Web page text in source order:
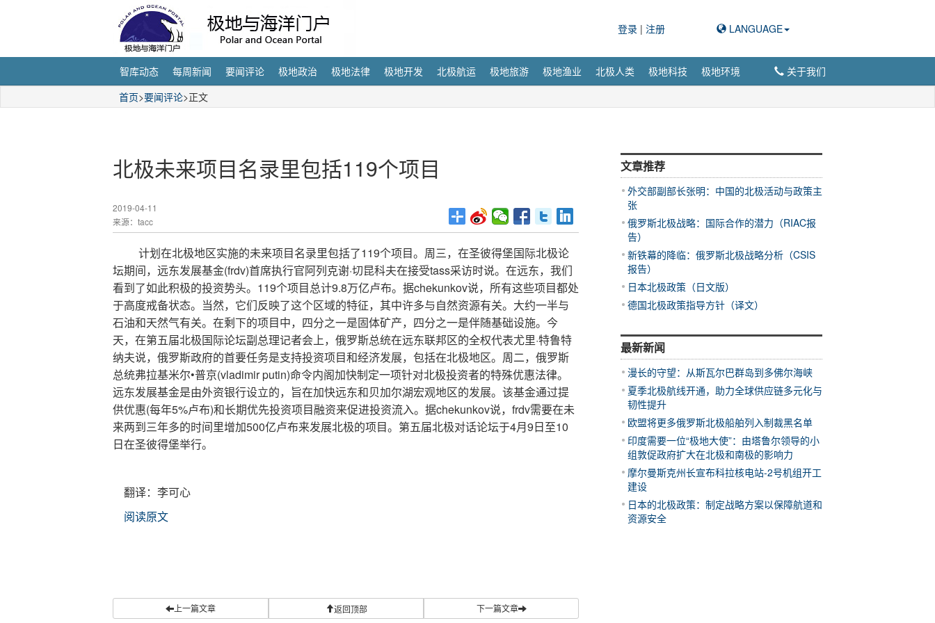
登录 | 注册 LANGUAGE
智库动态 每周新闻 要闻评论 极地政治 极地法律 极地开发 北极航运 极地旅游 极地渔业 北极人类 极地科技 极地环境
关于我们
首页>要闻评论>正文
北极未来项目名录里包括119个项目
2019-04-11
来源：tacc
计划在北极地区实施的未来项目名录里包括了119个项目。周三，在圣彼得堡国际北极论
坛期间，远东发展基金(frdv)首席执行官阿列克谢·切昆科夫在接受tass采访时说。在远东，我们
看到了如此积极的投资势头。 119个项目总计9.8万亿卢布。据chekunkov说，所有这些项目都处
于高度戒备状态。当然，它们反映了这个区域的特征，其中许多与自然资源有关。大约一半与
石油和天然气有关。在剩下的项目中，四分之一是固体矿产，四分之一是伴随基础设施。今
天，在第五届北极国际论坛副总理记者会上，俄罗斯总统在远东联邦区的全权代表尤里·特鲁特
纳夫说，俄罗斯政府的首要任务是支持投资项目和经济发展，包括在北极地区。周二，俄罗斯
总统弗拉基米尔•普京(vladimir putin)命令内阁加快制定一项针对北极投资者的特殊优惠法律。
远东发展基金是由外资银行设立的，旨在加快远东和贝加尔湖宏观地区的发展。该基金通过提
供优惠(每年5%卢布)和长期优先投资项目融资来促进投资流入。据chekunkov说， frdv需要在未
来两到三年多的时间里增加500亿卢布来发展北极的项目。第五届北极对话论坛于4月 9 日至10
日在圣彼得堡举行。
翻译：李可心
阅读原文
文章推荐
外交部副部长张明：中国的北极活动与政策主
张
俄罗斯北极战略：国际合作的潜力（RIAC报
告）
新铁幕的降临：俄罗斯北极战略分析（CSIS
报告）
日本北极政策（日文版）
德国北极政策指导方针（译文）
最新新闻
漫长的守望：从斯瓦尔巴群岛到多佛尔海峡
夏季北极航线开通，助力全球供应链多元化与
韧性提升
欧盟将更多俄罗斯北极船舶列入制裁黑名单
印度需要一位“极地大使”：由塔鲁尔领导的小
组敦促政府扩大在北极和南极的影响力
摩尔曼斯克州长宣布科拉核电站-2号机组开工
建设
日本的北极政策：制定战略方案以保障航道和
资源安全
上一篇文章 返回顶部 下一篇文章